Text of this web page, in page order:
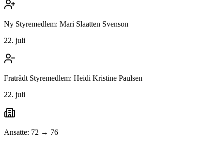
Ny Styremedlem: Mari Slaatten Svenson
22. juli
Fratrådt Styremedlem: Heidi Kristine Paulsen
22. juli
Ansatte: 72 → 76